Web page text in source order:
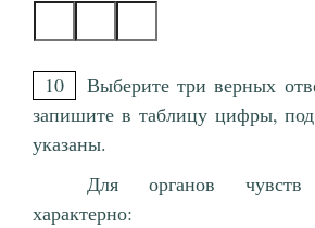
10
Выберите три верных
запишите в таблицу цифры,
указаны.
Для органов чувств
характерно: